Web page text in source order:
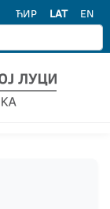
ЋИР LAT EN